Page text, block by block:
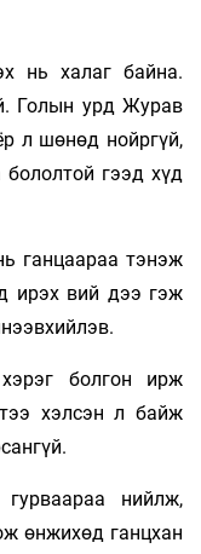
нь халаг байна.
Голын урд Журав
л шөнөд нойргүй,
бололтой гээд хүд
ганцаараа тэнэж
ирэх вий дээ гэж
болгон ирж
хэлсэн л байж
нийлж,
өнжихөд ганцхан